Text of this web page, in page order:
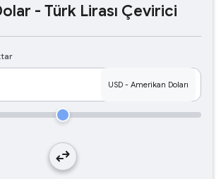
- Türk Lirası Çevirici
swap_horiz